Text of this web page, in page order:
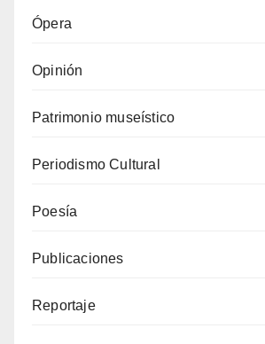
Ópera
Opinión
Patrimonio museístico
Periodismo Cultural
Poesía
Publicaciones
Reportaje